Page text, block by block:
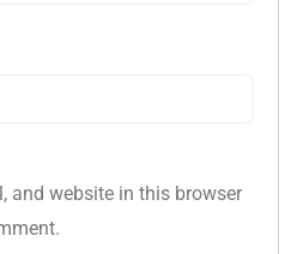
and website in this browser